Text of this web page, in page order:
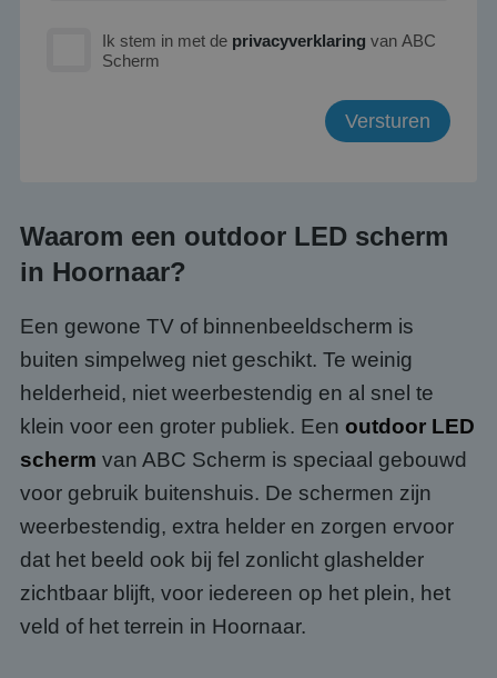
Ik stem in met de privacyverklaring van ABC
Scherm
Waarom een outdoor LED scherm
in Hoornaar?
Een gewone TV of binnenbeeldscherm is
buiten simpelweg niet geschikt. Te weinig
helderheid, niet weerbestendig en al snel te
klein voor een groter publiek. Een outdoor LED
scherm van ABC Scherm is speciaal gebouwd
voor gebruik buitenshuis. De schermen zijn
weerbestendig, extra helder en zorgen ervoor
dat het beeld ook bij fel zonlicht glashelder
zichtbaar blijft, voor iedereen op het plein, het
veld of het terrein in Hoornaar.